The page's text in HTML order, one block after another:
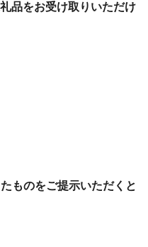
品をお受け取りいただけ
ものをご提示いただくと